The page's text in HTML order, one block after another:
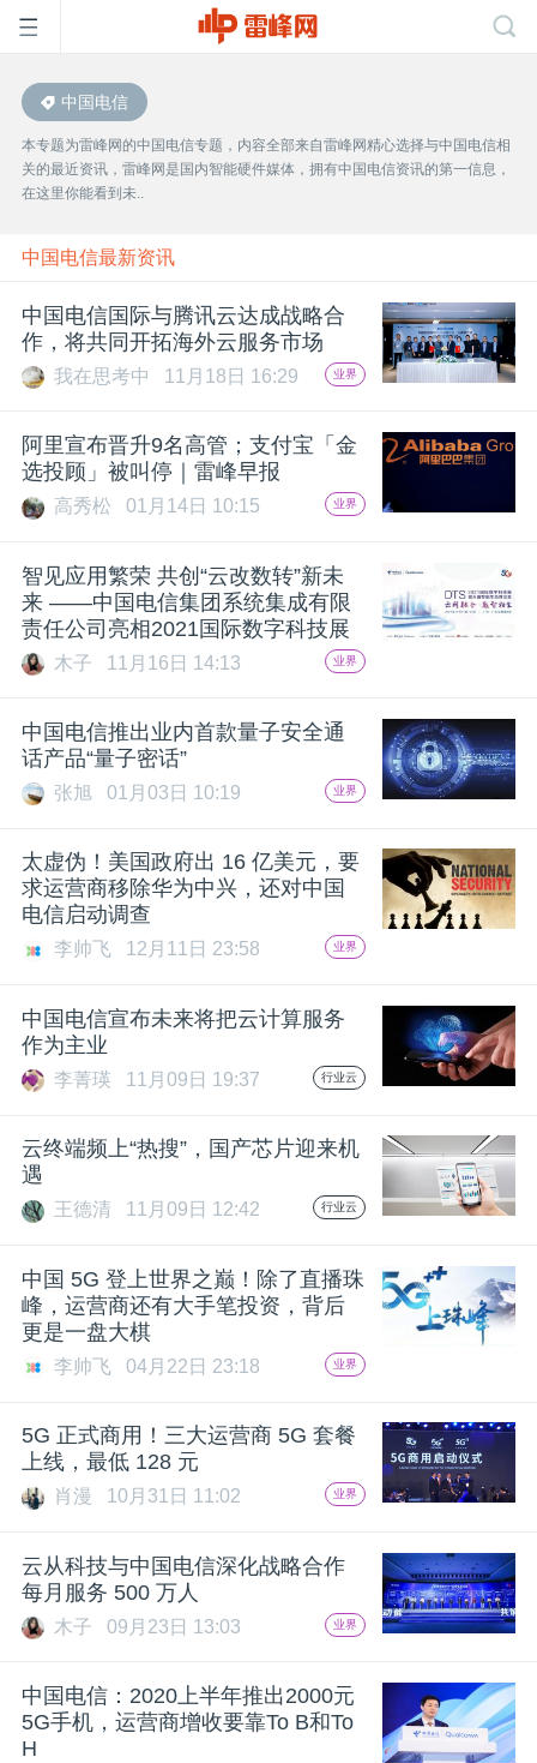
首
页
雷
峰
公
课
动
心
专
机
中国电信
本专题为雷峰网的中国电信专题，内容全部来自雷峰网精心选择与中国电信相
关的最近资讯，雷峰网是国内智能硬件媒体，拥有中国电信资讯的第一信息，
在这里你能看到未..
中国电信最新资讯
中国电信国际与腾讯云达成战略合
作，将共同开拓海外云服务市场
我在思考中 11月18日 16:29 业界
​阿里宣布晋升9名高管；支付宝「金
选投顾」被叫停｜雷峰早报
高秀松 01月14日 10:15 业界
智见应用繁荣 共创“云改数转”新未
来 ——中国电信集团系统集成有限
责任公司亮相2021国际数字科技展
木子 11月16日 14:13 业界
中国电信推出业内首款量子安全通
话产品“量子密话”
张旭 01月03日 10:19 业界
太虚伪！美国政府出 16 亿美元，要
求运营商移除华为中兴，还对中国
电信启动调查
李帅飞 12月11日 23:58 业界
中国电信宣布未来将把云计算服务
作为主业
李菁瑛 11月09日 19:37 行业云
云终端频上“热搜”，国产芯片迎来机
遇
王德清 11月09日 12:42 行业云
中国 5G 登上世界之巅！除了直播珠
峰，运营商还有大手笔投资，背后
更是一盘大棋
李帅飞 04月22日 23:18 业界
5G 正式商用！三大运营商 5G 套餐
上线，最低 128 元
肖漫 10月31日 11:02 业界
云从科技与中国电信深化战略合作
每月服务 500 万人
木子 09月23日 13:03 业界
中国电信：2020上半年推出2000元
5G手机，运营商增收要靠To B和To
H